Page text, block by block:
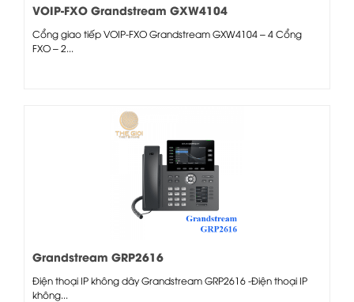
VOIP-FXO Grandstream GXW4104
Cổng giao tiếp VOIP-FXO Grandstream GXW4104 – 4 Cổng
FXO – 2...
Grandstream GRP2616
Điện thoại IP không dây Grandstream GRP2616 -Điện thoại IP
không...